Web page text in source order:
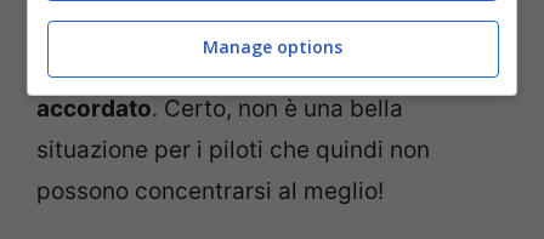
circuito prima del tempo per motivi di
sicurezza e il permesso è stato loro
accordato. Certo, non è una bella
situazione per i piloti che quindi non
possono concentrarsi al meglio!
Manage options